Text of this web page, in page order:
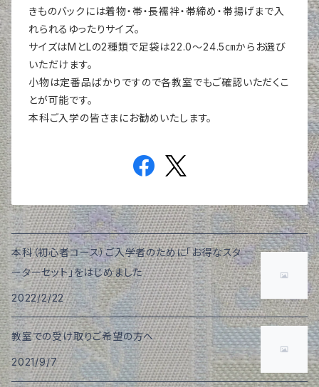
きものバックには着物・帯・長襦袢・帯締め・帯揚げまで入
れられるゆったりサイズ。
サイズはMとLの2種類で足袋は22.0～24.5㎝からお選び
いただけます。
小物は定番品ばかりですので各教室でもご確認いただくこ
とが可能です。
本科ご入学の皆さまにお勧めいたします。
本科（初心者コース）ご入学者のために「お得なスタ
ーターセット」をはじめました
2022/2/22
教室での受け取りご希望の方へ
2021/9/7